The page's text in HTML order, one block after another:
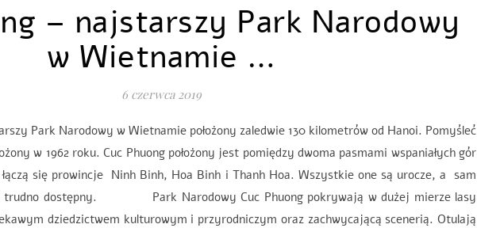
– najstarszy Park Narodowy
w Wietnamie …
6 czerwca 2019
Park Narodowy w Wietnamie położony zaledwie 130 kilometrów od Hanoi. Pomyśleć
w 1962 roku. Cuc Phuong położony jest pomiędzy dwoma pasmami wspaniałych gór
się prowincje Ninh Binh, Hoa Binh i Thanh Hoa. Wszystkie one są urocze, a sam
trudno dostępny. Park Narodowy Cuc Phuong pokrywają w dużej mierze lasy
dziedzictwem kulturowym i przyrodniczym oraz zachwycającą scenerią. Otulają